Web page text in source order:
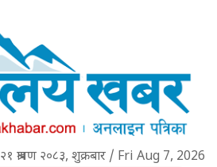
२१ श्रावण २०८३, शुक्रबार / Fri Aug 7, 2026